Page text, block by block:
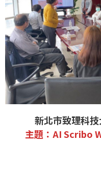
新北市致理科
主題：AI Scribo